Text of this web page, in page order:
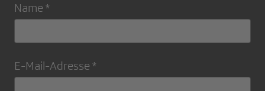
Name *
E-Mail-Adresse *